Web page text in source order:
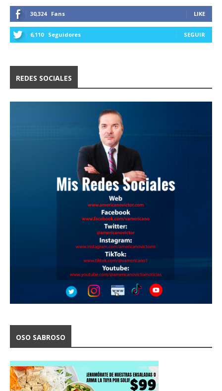
30,324 Fans LIKE
6,110 Seguidores SEGUIR
REDES SOCIALES
OSO SABROSO